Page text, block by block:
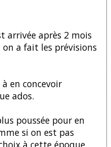
arrivée après 2 mois
a fait les prévisions
en concevoir
ados.
poussée pour en
si on est pas